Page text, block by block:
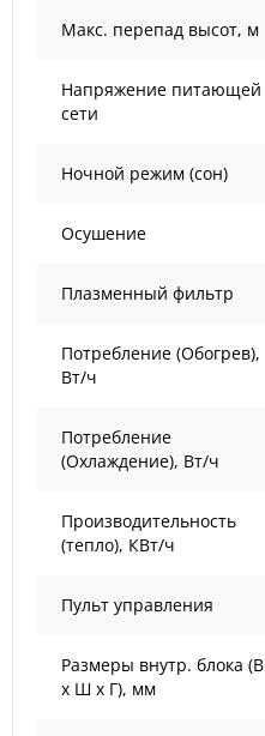
Макс. перепад высот, м
Напряжение питающей
сети
Ночной режим (сон)
Осушение
Плазменный фильтр
Потребление (Обогрев),
Вт/ч
Потребление
(Охлаждение), Вт/ч
Производительность
(тепло), КВт/ч
Пульт управления
Размеры внутр. блока (В
х Ш х Г), мм